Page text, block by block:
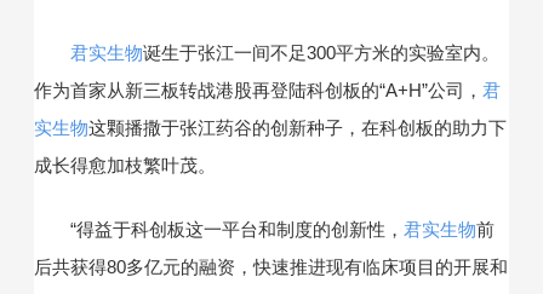
君实生物诞生于张江一间不足300平方米的实验室内。
作为首家从新三板转战港股再登陆科创板的“A+H”公司， 君
实生物这颗播撒于张江药谷的创新种子，在科创板的助力下
成长得愈加枝繁叶茂。
“得益于科创板这一平台和制度的创新性， 君实生物前
后共获得80多亿元的融资，快速推进现有临床项目的开展和